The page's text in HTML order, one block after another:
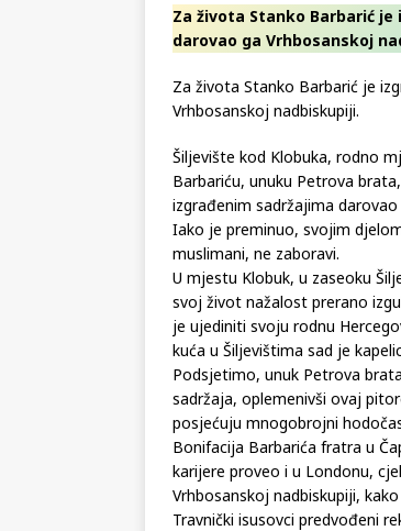
Za života Stanko Barbarić
darovao ga Vrhbosanskoj
Za života Stanko Barbarić je
Vrhbosanskoj nadbiskupiji.
Šiljevište kod Klobuka, rodno
Barbariću, unuku Petrova
izgrađenim sadržajima darovao
Iako je preminuo, svojim
muslimani, ne zaboravi.
U mjestu Klobuk, u zaseoku
svoj život nažalost prerano
je ujediniti svoju rodnu
kuća u Šiljevištima sad je
Podsjetimo, unuk Petrova
sadržaja, oplemenivši ovaj
posjećuju mnogobrojni
Bonifacija Barbarića fratra u
karijere proveo i u Londonu,
Vrhbosanskoj nadbiskupiji,
Travnički isusovci predvođeni